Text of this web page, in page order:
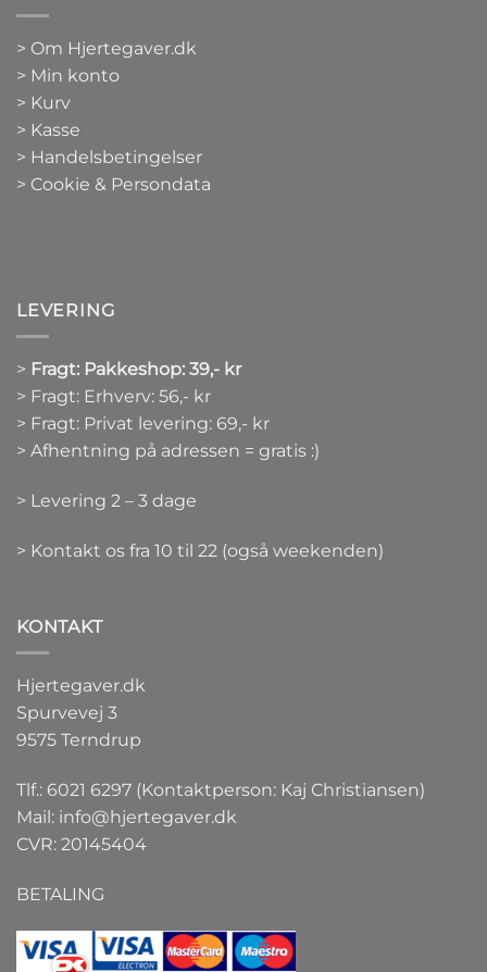
> Om Hjertegaver.dk
> Min konto
> Kurv
> Kasse
> Handelsbetingelser
> Cookie & Persondata
LEVERING
> Fragt: Pakkeshop: 39,- kr
> Fragt: Erhverv: 56,- kr
> Fragt: Privat levering: 69,- kr
> Afhentning på adressen = gratis :)
> Levering 2 – 3 dage
> Kontakt os fra 10 til 22 (også weekenden)
KONTAKT
Hjertegaver.dk
Spurvevej 3
9575 Terndrup
Tlf.: 6021 6297 (Kontaktperson: Kaj Christiansen)
Mail: info@hjertegaver.dk
CVR: 20145404
BETALING